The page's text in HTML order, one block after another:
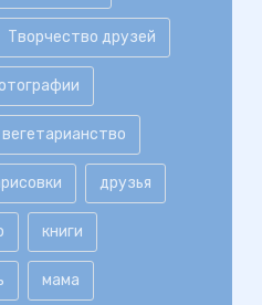
Творчество друзей
вегетарианство
друзья
книги
мама